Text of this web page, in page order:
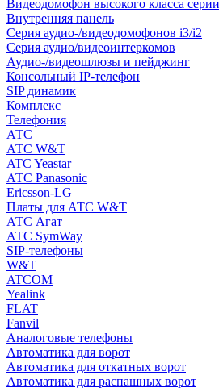
Видеодомофон высокого класса
Внутренняя панель
Серия аудио-/видеодомофонов i3/i2
Серия аудио/видеоинтеркомов
Аудио-/видеошлюзы и пейджинг
Консольный IP-телефон
SIP динамик
Комплекс
Телефония
АТС
АТС W&T
ATC Yeastar
АТС Panasonic
Ericsson-LG
Платы для АТС W&T
АТС Агат
АТС SymWay
SIP-телефоны
W&T
ATCOM
Yealink
FLAT
Fanvil
Аналоговые телефоны
Автоматика для ворот
Автоматика для откатных ворот
Автоматика для распашных ворот